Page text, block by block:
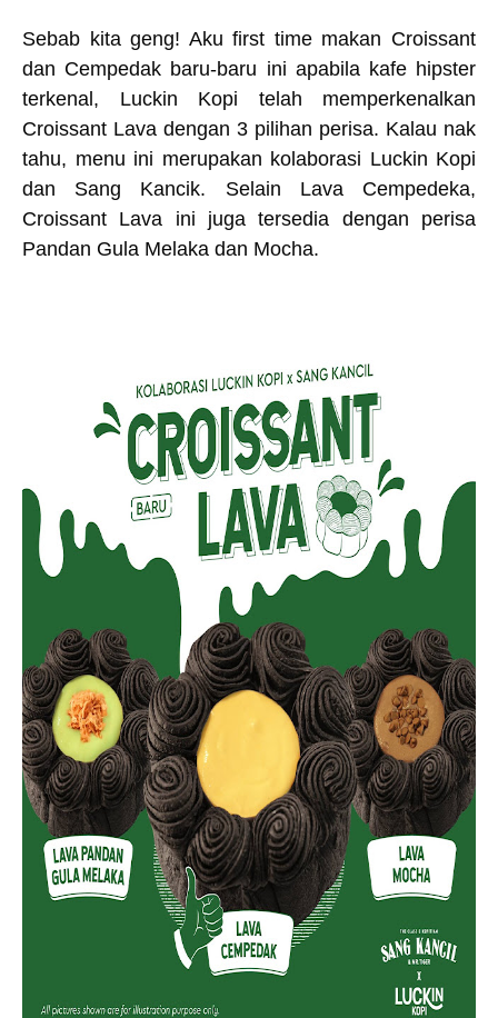
Sebab kita geng! Aku first time makan Croissant
dan Cempedak baru-baru ini apabila kafe hipster
terkenal, Luckin Kopi telah memperkenalkan
Croissant Lava dengan 3 pilihan perisa. Kalau nak
tahu, menu ini merupakan kolaborasi Luckin Kopi
dan Sang Kancik. Selain Lava Cempedeka,
Croissant Lava ini juga tersedia dengan perisa
Pandan Gula Melaka dan Mocha.